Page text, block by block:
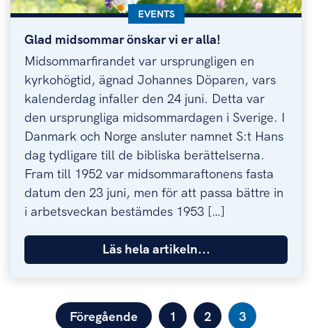
Glad midsommar önskar vi er alla!
Glad midsommar önskar vi er alla!
KATEGORI:
EVENTS
Midsommarfirandet var ursprungligen en
kyrkohögtid, ägnad Johannes Döparen, vars
kalenderdag infaller den 24 juni. Detta var
den ursprungliga midsommardagen i Sverige. I
Danmark och Norge ansluter namnet S:t Hans
dag tydligare till de bibliska berättelserna.
Fram till 1952 var midsommaraftonens fasta
datum den 23 juni, men för att passa bättre in
i arbetsveckan bestämdes 1953 […]
Läs hela artikeln...
SIDNUMRERING FÖR INLÄGG
Föregående 1 2 3